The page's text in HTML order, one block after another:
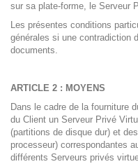
sur sa plate-forme, le Serveur
Les présentes conditions
générales si une contradiction
documents.
ARTICLE 2 : MOYENS
Dans le cadre de la fourniture
du Client un Serveur Privé
(partitions de disque dur) et
processeur) correspondantes
différents Serveurs privés